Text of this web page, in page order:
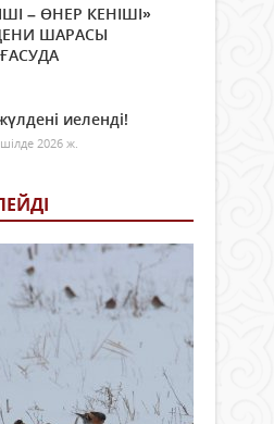
– ӨНЕР КЕНІШІ»
ШАРАСЫ
иеленді!
2026 ж.